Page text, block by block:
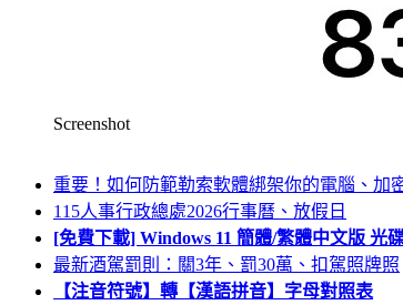
Screenshot
重要！如何防範勒索軟體綁架你的電腦、加
115人事行政總處2026行事曆、放假日
[免費下載] Windows 11 簡體/繁體中文版 光
最新酒駕罰則：關3年、罰30萬、扣駕照牌照
【注音符號】轉【漢語拼音】字母對照表